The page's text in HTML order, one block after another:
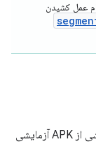
عمل کشیدن
چارچوب Spectatio به طور خودکار به عنوان بخشی از APK آزمایشی